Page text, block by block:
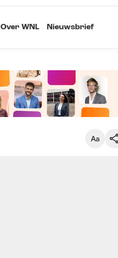
Over WNL Nieuwsbrief